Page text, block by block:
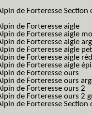
de Forteresse
de Forteresse aigle
de Forteresse aigle
de Forteresse aigle
de Forteresse aigle
de Forteresse aigle
de Forteresse aigle
de Forteresse ours
de Forteresse ours
de Forteresse ours 2
de Forteresse ours 2
de Forteresse